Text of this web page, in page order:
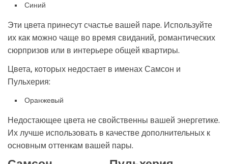
Синий
Эти цвета принесут счастье вашей паре. Используйте
их как можно чаще во время свиданий, романтических
сюрпризов или в интерьере общей квартиры.
Цвета, которых недостает в именах Самсон и
Пульхерия:
Оранжевый
Недостающее цвета не свойственны вашей энергетике.
Их лучше использовать в качестве дополнительных к
основным оттенкам вашей пары.